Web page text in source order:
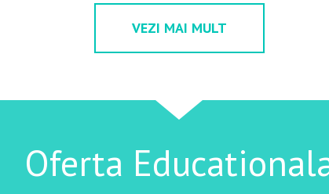
VEZI MAI MULT
Oferta